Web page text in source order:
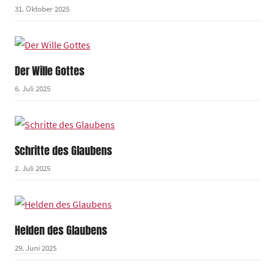
31. Oktober 2025
Der Wille Gottes
6. Juli 2025
Schritte des Glaubens
2. Juli 2025
Helden des Glaubens
29. Juni 2025